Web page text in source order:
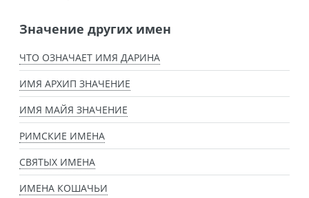
Значение других имен
ЧТО ОЗНАЧАЕТ ИМЯ ДАРИНА
ИМЯ АРХИП ЗНАЧЕНИЕ
ИМЯ МАЙЯ ЗНАЧЕНИЕ
РИМСКИЕ ИМЕНА
СВЯТЫХ ИМЕНА
ИМЕНА КОШАЧЬИ